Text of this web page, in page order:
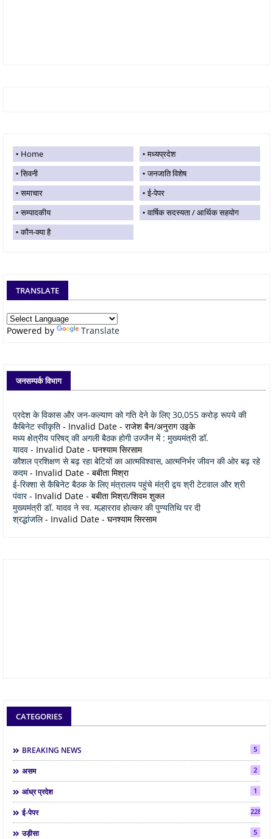
Home
मध्यप्रदेश
सिवनी
जनजाति विशेष
समाचार
ई-पेपर
सम्पादकीय
वार्षिक सदस्यता / आर्थिक सहयोग
कौन-क्या है
TRANSLATE
Powered by Translate
जनसम्पर्क विभाग
प्रदेश के विकास और जन-कल्याण को गति देने के लिए 30,055 करोड़ रूपये की
कैबिनेट स्वीकृति - Invalid Date - राजेश बैन/अनुराग उइके
मध्य क्षेत्रीय परिषद् की अगली बैठक होगी उज्जैन में : मुख्यमंत्री डॉ.
यादव - Invalid Date - घनश्याम सिरसाम
कौशल प्रशिक्षण से बढ़ रहा बेटियों का आत्मविश्वास, आत्मनिर्भर जीवन की ओर बढ़ रहे
कदम- Invalid Date - बबीता मिश्रा
ई-रिक्शा से कैबिनेट बैठक के लिए मंत्रालय पहुंचे मंत्री द्वय श्री टेटवाल और श्री
पंवार- Invalid Date - बबीता मिश्रा/शिवम शुक्ल
मुख्यमंत्री डॉ. यादव ने स्व. मल्हारराव होल्कर की पुण्यतिथि पर दी
श्रद्धांजलि- Invalid Date - घनश्याम सिरसाम
CATEGORIES
BREAKING NEWS 5
असम 2
आंध्र प्रदेश 1
ई-पेपर 2286
उड़ीसा 5